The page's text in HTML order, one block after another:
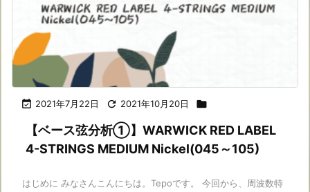
 2021年7月22日  2021年10月20日 
【ベース弦分析①】WARWICK RED LABEL
4-STRINGS MEDIUM Nickel(045～105)
はじめに みなさんこんにちは。Tepoです。 今回から、周波数特